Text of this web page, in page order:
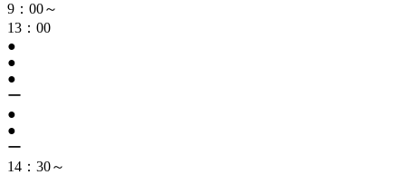
9：00～
13：00
●
●
●
ー
●
●
ー
14：30～